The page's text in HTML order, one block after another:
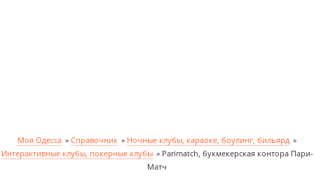
Моя Одесса » Справочник » Ночные клубы, караоке, боулинг, бильярд »
Интерактивные клубы, покерные клубы » Parimatch, букмекерская контора Пари-
Матч